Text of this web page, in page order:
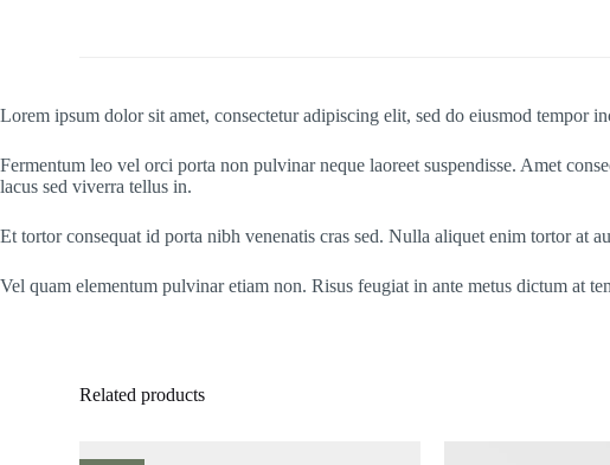
Lorem ipsum dolor sit amet, consectetur adipiscing elit, sed do eiusmod tempor
Fermentum leo vel orci porta non pulvinar neque laoreet suspendisse. Amet
lacus sed viverra tellus in.
Et tortor consequat id porta nibh venenatis cras sed. Nulla aliquet enim tortor at
Vel quam elementum pulvinar etiam non. Risus feugiat in ante metus dictum at
Related products